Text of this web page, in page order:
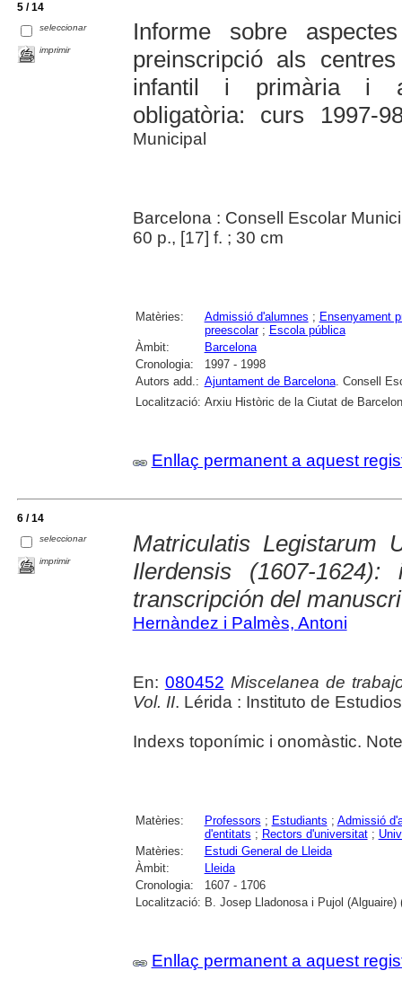
5 / 14
seleccionar
imprimir
Informe sobre
preinscripció als
infantil i primària i
obligatòria: curs 1997-
Municipal
Barcelona : Consell Escolar
60 p., [17] f. ; 30 cm
Matèries: Admissió d'alumnes ; Ensenyament
preescolar; Escola pública
Àmbit:
Barcelona
Cronologia:
1997 - 1998
Autors add.: Ajuntament de Barcelona. Consell
Localització: Arxiu Històric de la Ciutat de
Enllaç permanent a aquest
6 / 14
seleccionar
imprimir
Matriculatis Legistarum
Ilerdensis (1607-
transcripción del
Hernàndez i Palmès, Antoni
En: 080452 Miscelanea de
Vol. II. Lérida : Instituto de
Indexs toponímic i onomàstic.
Matèries: Professors ; Estudiants ; Admissió
d'entitats ; Rectors d'universitat;
Matèries:
Estudi General de Lleida
Àmbit:
Lleida
Cronologia:
1607 - 1706
Localització: B. Josep Lladonosa i Pujol
Enllaç permanent a aquest